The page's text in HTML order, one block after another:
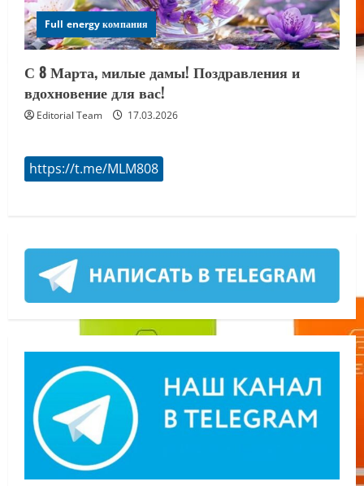
Full energy компания
С 8 Марта, милые дамы! Поздравления и
вдохновение для вас!
Editorial Team 17.03.2026
https://t.me/MLM808